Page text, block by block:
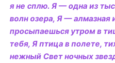
я не сплю. Я — одна из
волн озера, Я — алмазная
просыпаешься утром в
тебя, Я птица в полете,
нежный Свет ночных